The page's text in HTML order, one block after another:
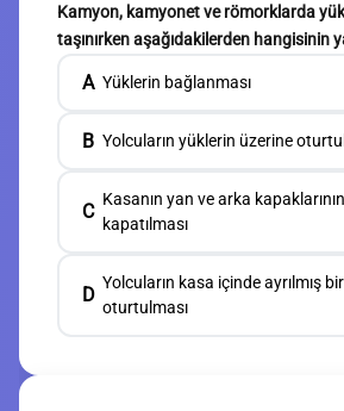
Kamyon, kamyonet ve römorklarda
taşınırken aşağıdakilerden hangisinin
A Yüklerin bağlanması
B Yolcuların yüklerin üzerine
C
Kasanın yan ve arka kapaklarının
kapatılması
D
Yolcuların kasa içinde ayrılmış
oturtulması